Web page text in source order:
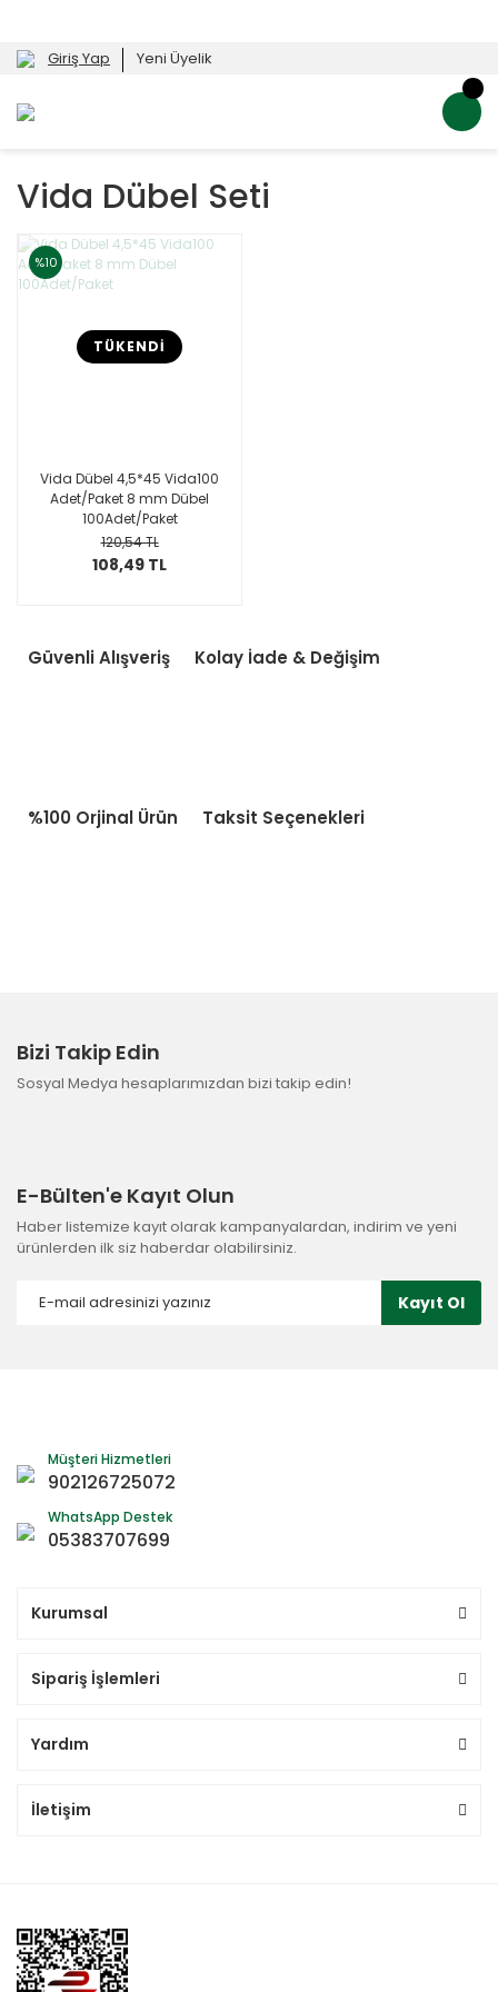
Giriş Yap Yeni Üyelik
Vida Dübel Seti
%10
TÜKENDİ
Vida Dübel 4,5*45 Vida100
Adet/Paket 8 mm Dübel
100Adet/Paket
120,54 TL
108,49 TL
Güvenli Alışveriş Kolay İade & Değişim
%100 Orjinal Ürün Taksit Seçenekleri
Bizi Takip Edin
Sosyal Medya hesaplarımızdan bizi takip edin!
E-Bülten'e Kayıt Olun
Haber listemize kayıt olarak kampanyalardan, indirim ve yeni
ürünlerden ilk siz haberdar olabilirsiniz.
Kayıt Ol
Müşteri Hizmetleri
902126725072
WhatsApp Destek
05383707699
Kurumsal
Sipariş İşlemleri
Yardım
İletişim